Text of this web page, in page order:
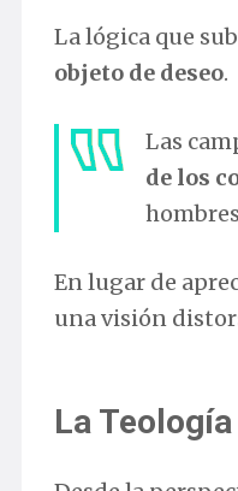
La lógica que
objeto de deseo.
Las
de los
En lugar de
una visión
La